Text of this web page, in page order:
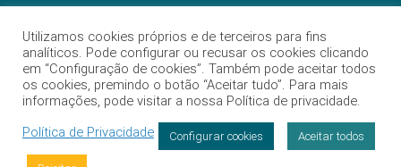
Política de Privacidade e de Cookies
Termos e condições de utilização
Listagem das Unidades Hospitalares
Proteção de Dados
Utilizamos cookies próprios e de terceiros para fins
analíticos. Pode configurar ou recusar os cookies clicando
em “Configuração de cookies”. Também pode aceitar todos
os cookies, premindo o botão “Aceitar tudo”. Para mais
informações, pode visitar a nossa Política de privacidade.
Política de Privacidade
Configurar cookies Aceitar todos